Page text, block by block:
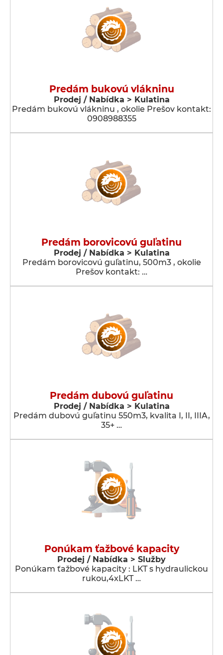
Predám bukovú vlákninu
Prodej / Nabídka > Kulatina
Predám bukovú vlákninu , okolie Prešov kontakt:
0908988355
Predám borovicovú guľatinu
Prodej / Nabídka > Kulatina
Predám borovicovú guľatinu, 500m3 , okolie
Prešov kontakt: …
Predám dubovú guľatinu
Prodej / Nabídka > Kulatina
Predám dubovú guľatinu 550m3, kvalita I, II, IIIA,
35+ …
Ponúkam ťažbové kapacity
Prodej / Nabídka > Služby
Ponúkam ťažbové kapacity : LKT s hydraulickou
rukou,4xLKT …